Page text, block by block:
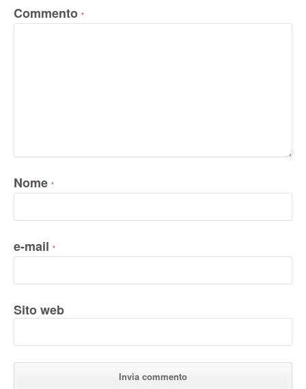
Commento *
Nome *
e-mail *
Sito web